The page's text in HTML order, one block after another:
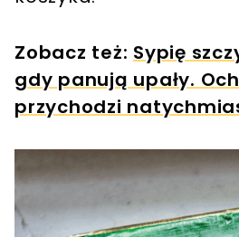
Zobacz też: Sypię
gdy panują upały.
przychodzi